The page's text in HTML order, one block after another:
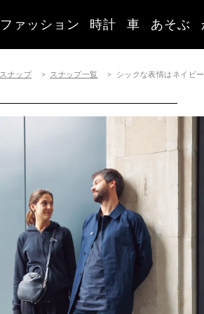
ファッション 時計 車 あそぶ
スナップ スナップ一覧 シックな表情はネイビ